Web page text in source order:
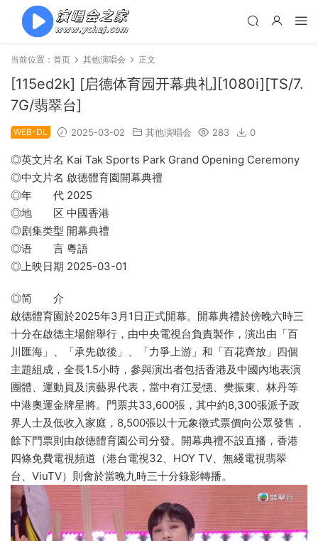
当前位置： 首页 其他演唱会 正文
[115ed2k] [启德体育园开幕典礼][1080i][TS/7.
7G/翡翠台]
WEB-DL 2025-03-02 其他演唱会 283 0
◎英文片名 Kai Tak Sports Park Grand Opening Ceremony
◎中文片名 啟德體育園開幕典禮
◎年 代 2025
◎地 区 中國香港
◎剧集类型 開幕典禮
◎语 言 粵語
◎上映日期 2025-03-01
◎简 介
啟德體育園於2025年3月1日正式開幕。開幕典禮於傍晚六時三
十分在啟德主場館舉行，由中央電視台負責製作，演出由「百
川匯海」、「承先啟後」、「力爭上游」和「百花齊放」四個
主題組成，全長1.5小時，參與演出者包括香港及中國內地表演
團體、運動員及演藝界代表，當中有江旻憓、樊振東、林丹等
中港奧運金牌星將。門票共33,600張，其中約8,300張派予政
界人士及低收入家庭，8,500張以十元象徵式票價向公眾發售，
餘下門票則由啟德體育園公司分發。開幕典禮不設直播，香港
四條免費電視頻道（港台電視32、HOY TV、無綫電視翡翠
台、ViuTV）則會於當晚九時三十分錄影轉播。